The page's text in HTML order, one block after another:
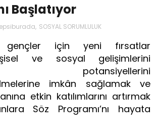
Başlatıyor
, SOSYAL SORUMLULUK
gençler için yeni fırsatlar
ve sosyal gelişimlerini
potansiyellerini
imkân sağlamak ve
etkin katılımlarını artırmak
Söz Programı’nı hayata